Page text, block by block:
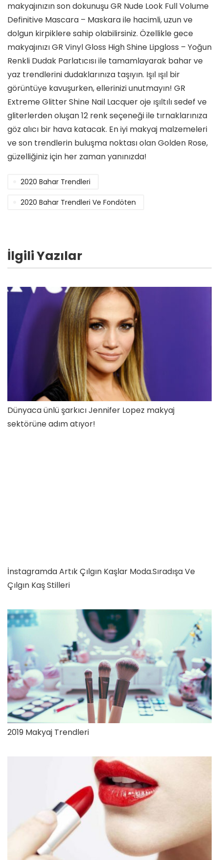
makyajınızın son dokunuşu GR Nude Look Full Volume
Definitive Mascara – Maskara ile hacimli, uzun ve
dolgun kirpiklere sahip olabilirsiniz. Özellikle gece
makyajınızı GR Vinyl Gloss High Shine Lipgloss – Yoğun
Renkli Dudak Parlatıcısı ile tamamlayarak bahar ve
yaz trendlerini dudaklarınıza taşıyın. Işıl ışıl bir
görüntüye kavuşurken, ellerinizi unutmayın! GR
Extreme Glitter Shine Nail Lacquer oje ışıltılı sedef ve
gliterlerden oluşan 12 renk seçeneği ile tırnaklarınıza
göz alıcı bir hava katacak. En iyi makyaj malzemeleri
ve son trendlerin buluşma noktası olan Golden Rose,
güzelliğiniz için her zaman yanınızda!
2020 Bahar Trendleri
2020 Bahar Trendleri Ve Fondöten
İlgili Yazılar
Dünyaca ünlü şarkıcı Jennifer Lopez makyaj
sektörüne adım atıyor!
İnstagramda Artık Çılgın Kaşlar Moda.Sıradışa Ve
Çılgın Kaş Stilleri
2019 Makyaj Trendleri